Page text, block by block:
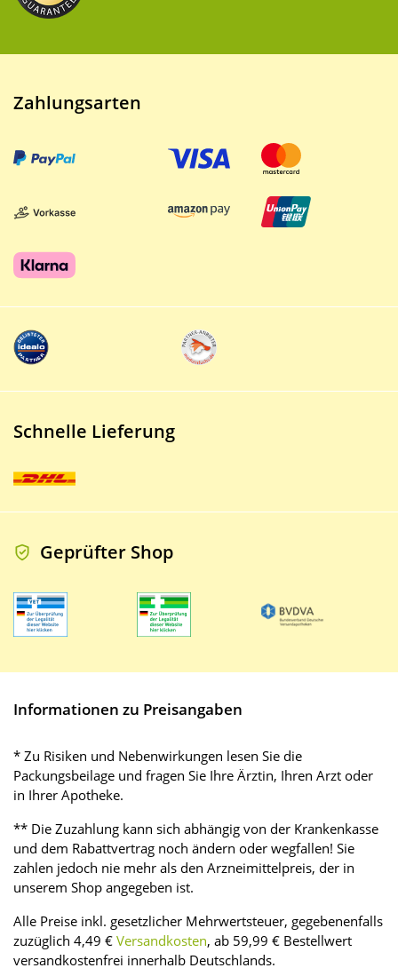
Zahlungsarten
Schnelle Lieferung
Geprüfter Shop
Informationen zu Preisangaben
* Zu Risiken und Nebenwirkungen lesen Sie die
Packungsbeilage und fragen Sie Ihre Ärztin, Ihren Arzt oder
in Ihrer Apotheke.
** Die Zuzahlung kann sich abhängig von der Krankenkasse
und dem Rabattvertrag noch ändern oder wegfallen! Sie
zahlen jedoch nie mehr als den Arzneimittelpreis, der in
unserem Shop angegeben ist.
Alle Preise inkl. gesetzlicher Mehrwertsteuer, gegebenenfalls
zuzüglich 4,49 € Versandkosten, ab 59,99 € Bestellwert
versandkostenfrei innerhalb Deutschlands.